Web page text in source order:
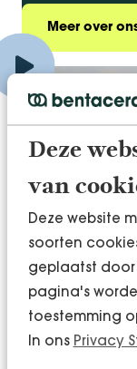
Deze
van
Deze website
soorten
geplaatst
pagina's
toestemming
In ons Privacy
Meer over